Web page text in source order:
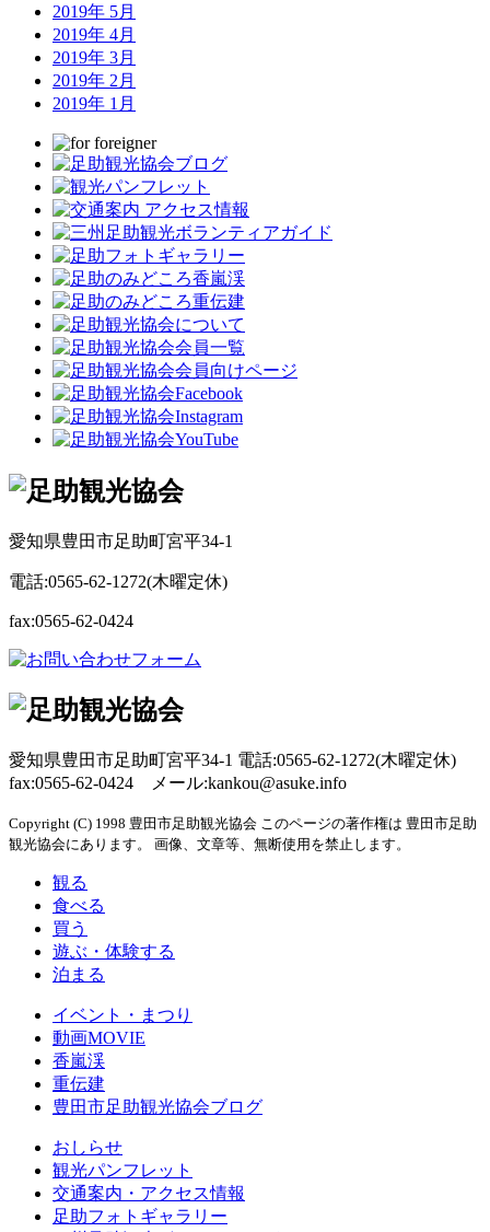
2019年 5月
2019年 4月
2019年 3月
2019年 2月
2019年 1月
愛知県豊田市足助町宮平34-1
電話:0565-62-1272(木曜定休)
fax:0565-62-0424
愛知県豊田市足助町宮平34-1 電話:0565-62-1272(木曜定休)
fax:0565-62-0424 メール:kankou@asuke.info
Copyright (C) 1998 豊田市足助観光協会 このページの著作権は 豊田市足助
観光協会にあります。 画像、文章等、無断使用を禁止します。
観る
食べる
買う
遊ぶ・体験する
泊まる
イベント・まつり
動画MOVIE
香嵐渓
重伝建
豊田市足助観光協会ブログ
おしらせ
観光パンフレット
交通案内・アクセス情報
足助フォトギャラリー